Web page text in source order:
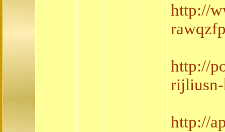
http://
http://
http://